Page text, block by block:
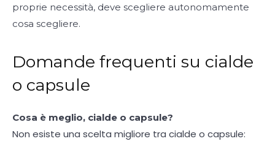
proprie necessità, deve scegliere autonomamente
cosa scegliere.
Domande frequenti su cialde
o capsule
Cosa è meglio, cialde o capsule?
Non esiste una scelta migliore tra cialde o capsule: